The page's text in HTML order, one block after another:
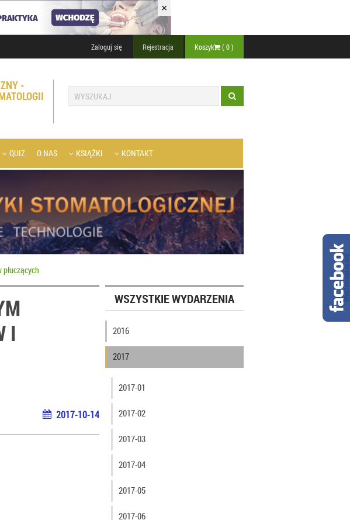
×
Zaloguj się Rejestracja Koszyk (0)
-
QUIZ O NAS KSIĄŻKI KONTAKT
I
2017-10-14
WSZYSTKIE WYDARZENIA
2016
2017
2017-01
2017-02
2017-03
2017-04
2017-05
2017-06